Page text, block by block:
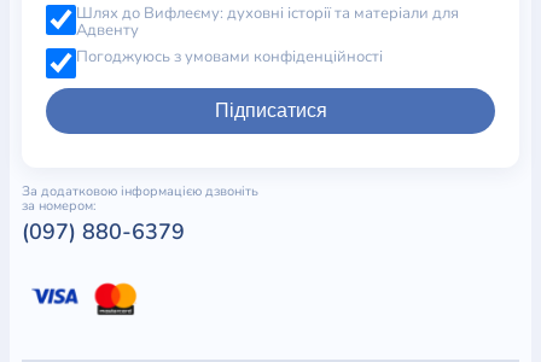
Шлях до Вифлеєму: духовні історії та матеріали для
Адвенту
Погоджуюсь з умовами конфіденційності
Підписатися
За додатковою інформацією дзвоніть
за номером:
(097) 880-6379